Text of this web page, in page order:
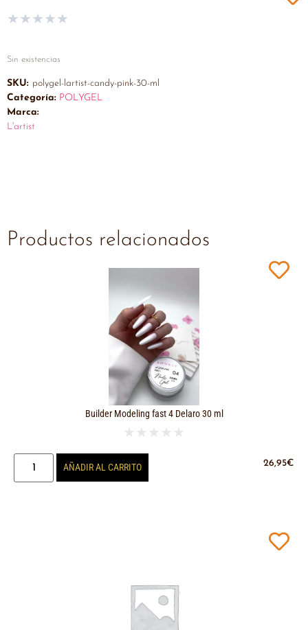
★★★★★
Sin existencias
SKU: polygel-lartist-candy-pink-30-ml
Categoría: POLYGEL
Marca:
L'artist
Productos relacionados
Builder Modeling fast 4 Delaro 30 ml
★ ★ ★ ★ ★
26,95€
AÑADIR AL CARRITO